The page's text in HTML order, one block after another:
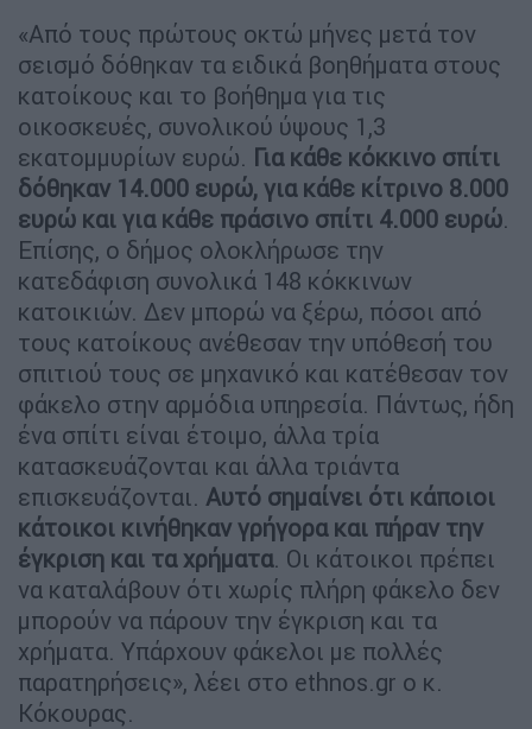
«Από τους πρώτους οκτώ μήνες μετά τον
σεισμό δόθηκαν τα ειδικά βοηθήματα στους
κατοίκους και το βοήθημα για τις
οικοσκευές, συνολικού ύψους 1,3
εκατομμυρίων ευρώ. Για κάθε κόκκινο σπίτι
δόθηκαν 14.000 ευρώ, για κάθε κίτρινο 8.000
ευρώ και για κάθε πράσινο σπίτι 4.000 ευρώ.
Επίσης, ο δήμος ολοκλήρωσε την
κατεδάφιση συνολικά 148 κόκκινων
κατοικιών. Δεν μπορώ να ξέρω, πόσοι από
τους κατοίκους ανέθεσαν την υπόθεσή του
σπιτιού τους σε μηχανικό και κατέθεσαν τον
φάκελο στην αρμόδια υπηρεσία. Πάντως, ήδη
ένα σπίτι είναι έτοιμο, άλλα τρία
κατασκευάζονται και άλλα τριάντα
επισκευάζονται. Αυτό σημαίνει ότι κάποιοι
κάτοικοι κινήθηκαν γρήγορα και πήραν την
έγκριση και τα χρήματα. Οι κάτοικοι πρέπει
να καταλάβουν ότι χωρίς πλήρη φάκελο δεν
μπορούν να πάρουν την έγκριση και τα
χρήματα. Υπάρχουν φάκελοι με πολλές
παρατηρήσεις», λέει στο ethnos.gr o κ.
Κόκουρας.